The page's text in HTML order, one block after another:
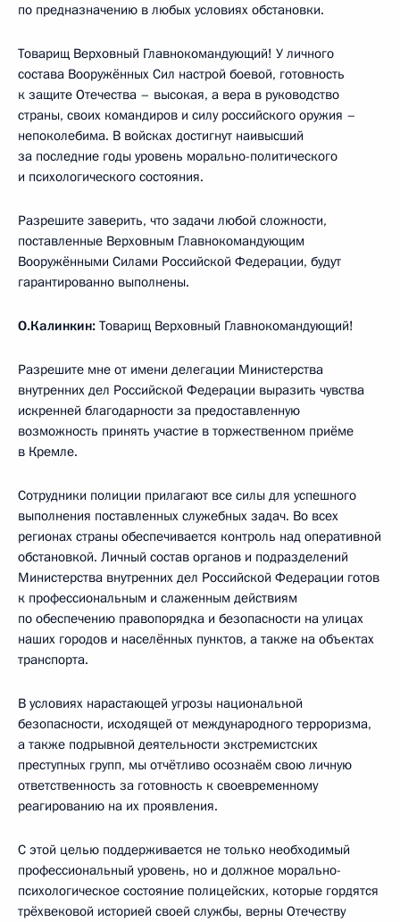
по предназначению в любых условиях обстановки.
Товарищ Верховный Главнокомандующий! У личного
состава Вооружённых Сил настрой боевой, готовность
к защите Отечества – высокая, а вера в руководство
страны, своих командиров и силу российского оружия –
непоколебима. В войсках достигнут наивысший
за последние годы уровень морально-политического
и психологического состояния.
Разрешите заверить, что задачи любой сложности,
поставленные Верховным Главнокомандующим
Вооружёнными Силами Российской Федерации, будут
гарантированно выполнены.
О.Калинкин: Товарищ Верховный Главнокомандующий!
Разрешите мне от имени делегации Министерства
внутренних дел Российской Федерации выразить чувства
искренней благодарности за предоставленную
возможность принять участие в торжественном приёме
в Кремле.
Сотрудники полиции прилагают все силы для успешного
выполнения поставленных служебных задач. Во всех
регионах страны обеспечивается контроль над оперативной
обстановкой. Личный состав органов и подразделений
Министерства внутренних дел Российской Федерации готов
к профессиональным и слаженным действиям
по обеспечению правопорядка и безопасности на улицах
наших городов и населённых пунктов, а также на объектах
транспорта.
В условиях нарастающей угрозы национальной
безопасности, исходящей от международного терроризма,
а также подрывной деятельности экстремистских
преступных групп, мы отчётливо осознаём свою личную
ответственность за готовность к своевременному
реагированию на их проявления.
С этой целью поддерживается не только необходимый
профессиональный уровень, но и должное морально-
психологическое состояние полицейских, которые гордятся
трёхвековой историей своей службы, верны Отечеству